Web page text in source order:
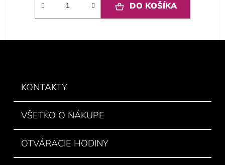
DO KOŠÍKA
KONTAKTY
VŠETKO O NÁKUPE
OTVÁRACIE HODINY